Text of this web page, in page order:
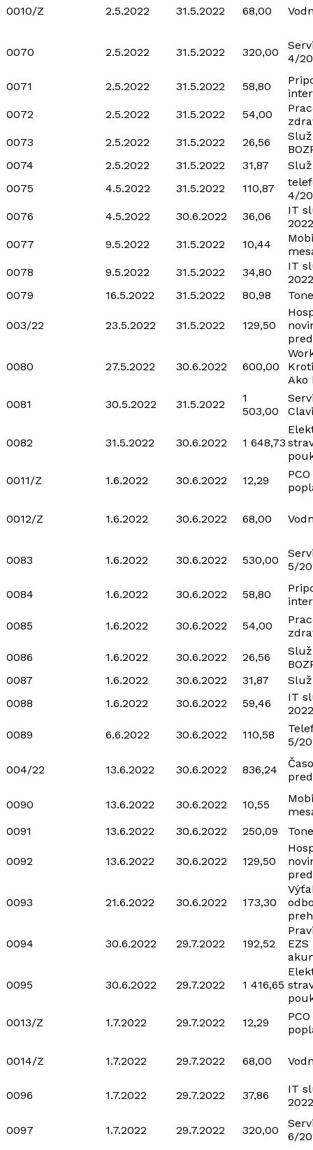
0010/Z 2.5.2022 31.5.2022 68,00
0070 2.5.2022 31.5.2022 320,00
4/
0071 2.5.2022 31.5.2022 58,80
0072
2.5.2022 31.5.2022 54,00
0073
2.5.2022 31.5.2022 26,56
0074
2.5.2022 31.5.2022 31,87
0075
4.5.2022 31.5.2022 110,87
4/
0076
4.5.2022 30.6.2022 36,06
IT
2022
0077
9.5.2022 31.5.2022 10,44
0078
9.5.2022 31.5.2022 34,80
IT
2022
0079
16.5.2022 31.5.2022 80,98
003/22 23.5.2022 31.5.2022 129,50
0080 27.5.2022 30.6.2022 600,00
Ako
0081
30.5.2022 31.5.2022
1
503,00
0082 31.5.2022 30.6.2022 1 648,73
0011/Z
1.6.2022 30.6.2022 12,29
0012/Z 1.6.2022 30.6.2022 68,00
0083 1.6.2022 30.6.2022 530,00
5/
0084 1.6.2022 30.6.2022 58,80
0085
1.6.2022 30.6.2022 54,00
0086
1.6.2022 30.6.2022 26,56
0087
1.6.2022 30.6.2022 31,87
0088
1.6.2022 30.6.2022 59,46
IT
2022
0089
6.6.2022 30.6.2022 110,58
5/
004/22 13.6.2022 30.6.2022 836,24
0090 13.6.2022 30.6.2022 10,55
0091
13.6.2022 30.6.2022 250,09
0092 13.6.2022 30.6.2022 129,50
0093 21.6.2022 30.6.2022 173,30
0094 30.6.2022 29.7.2022 192,52
0095 30.6.2022 29.7.2022 1 416,65
0013/Z
1.7.2022 29.7.2022 12,29
0014/Z 1.7.2022 29.7.2022 68,00
0096 1.7.2022 29.7.2022 37,86
IT
2022
0097 1.7.2022 29.7.2022 320,00
6/